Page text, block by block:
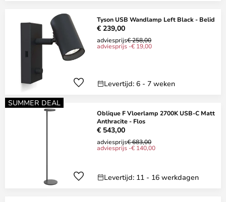
Tyson USB Wandlamp Left Black - Belid
€ 239,00
adviesprijs€ 258,00
adviesprijs -€ 19,00
Levertijd: 6 - 7 weken
SUMMER DEAL
Oblique F Vloerlamp 2700K USB-C Matt
Anthracite - Flos
€ 543,00
adviesprijs€ 683,00
adviesprijs -€ 140,00
Levertijd: 11 - 16 werkdagen